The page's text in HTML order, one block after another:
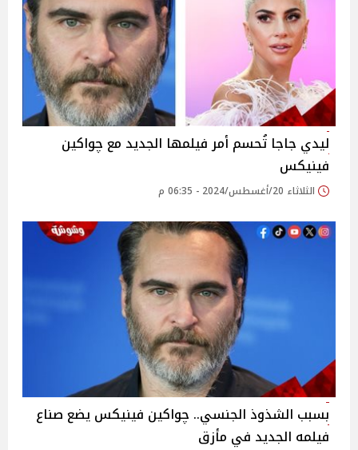
ليدي جاجا تُحسم أمر فيلمها الجديد مع چواكين
فينيكس
الثلاثاء 20/أغسطس/2024 - 06:35 م
بسبب الشذوذ الجنسي.. چواكين فينيكس يضع صناع
فيلمه الجديد في مأزق